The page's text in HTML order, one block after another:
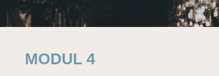
MODUL 4